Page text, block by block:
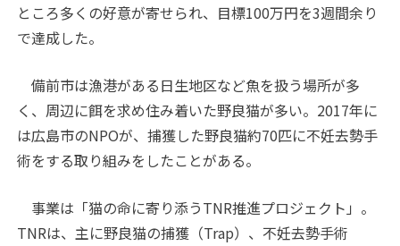
ところ多くの好意が寄せられ、目標100万円を3週間余り
で達成した。
備前市は漁港がある日生地区など魚を扱う場所が多
く、周辺に餌を求め住み着いた野良猫が多い。2017年に
は広島市のNPOが、捕獲した野良猫約70匹に不妊去勢手
術をする取り組みをしたことがある。
事業は「猫の命に寄り添うTNR推進プロジェクト」。
TNRは、主に野良猫の捕獲（Trap）、不妊去勢手術